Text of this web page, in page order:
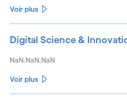
Voir plus
Digital Science &
NaN.NaN.NaN
Voir plus